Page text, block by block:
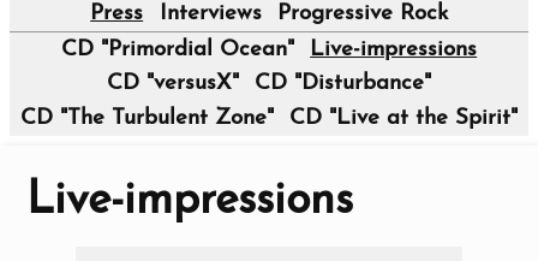
Press Interviews Progressive Rock
|
CD "Primordial Ocean"
Live-impressions
CD "versusX"
CD "Disturbance"
CD "The Turbulent Zone"
CD "Live at the Spirit"
Live-impressions